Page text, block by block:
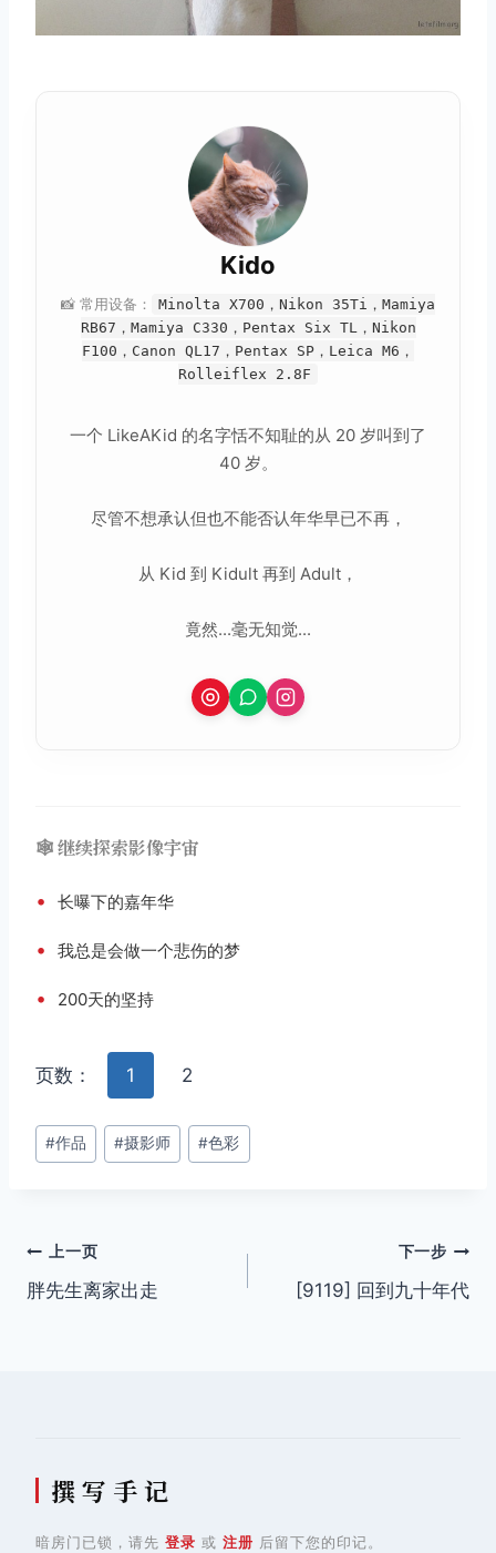
Kido
📸 常用设备：
Minolta X700，Nikon 35Ti，Mamiya
RB67，Mamiya C330，Pentax Six TL，Nikon
F100，Canon QL17，Pentax SP，Leica M6，
Rolleiflex 2.8F
一个 LikeAKid 的名字恬不知耻的从 20 岁叫到了
40 岁。
尽管不想承认但也不能否认年华早已不再，
从 Kid 到 Kidult 再到 Adult，
竟然...毫无知觉...
🕸️ 继续探索影像宇宙
• 长曝下的嘉年华
• 我总是会做一个悲伤的梦
• 200天的坚持
页数： 1 2
文
章
#作品 #摄影师 #色彩
文
章
上一页
胖先生离家出走
下一步
[9119] 回到九十年代
撰 写 手 记
暗房门已锁，请先 登录 或 注册 后留下您的印记。